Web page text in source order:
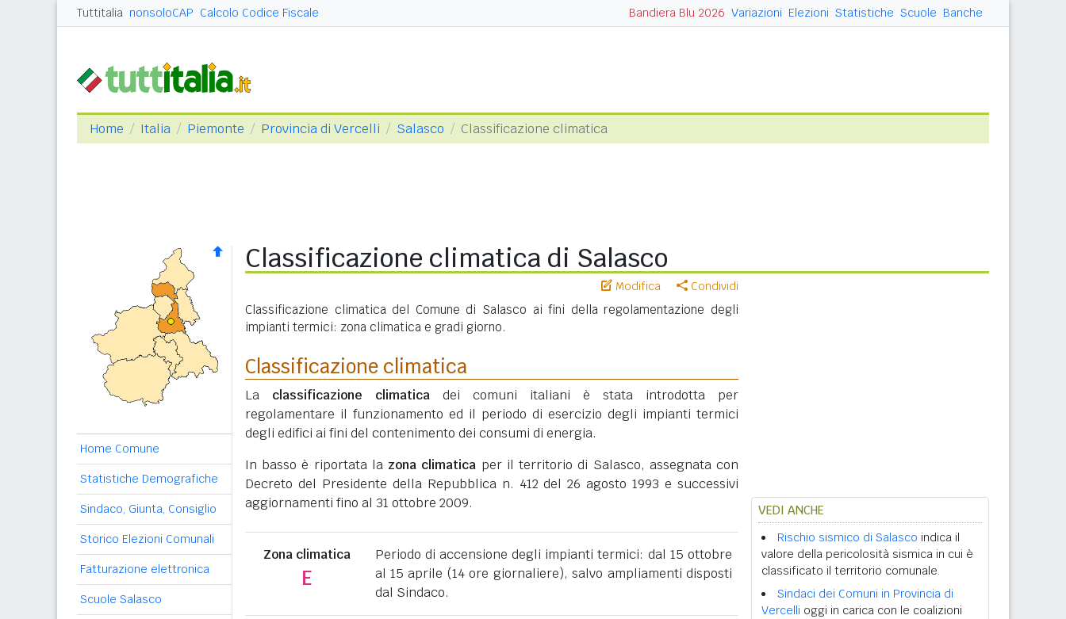
Tuttitalia nonsoloCAP Calcolo Codice Fiscale Bandiera Blu 2026 Variazioni Elezioni Statistiche Scuole Banche
Home Italia Piemonte Provincia di Vercelli Salasco Classificazione climatica
Home Comune
Statistiche Demografiche
Sindaco, Giunta, Consiglio
Storico Elezioni Comunali
Fatturazione elettronica
Scuole Salasco
Classificazione climatica di Salasco
Modifica Condividi
Classificazione climatica del Comune di Salasco ai fini della regolamentazione degli
impianti termici: zona climatica e gradi giorno.
Classificazione climatica
La classificazione climatica dei comuni italiani è stata introdotta per
regolamentare il funzionamento ed il periodo di esercizio degli impianti termici
degli edifici ai fini del contenimento dei consumi di energia.
In basso è riportata la zona climatica per il territorio di Salasco, assegnata con
Decreto del Presidente della Repubblica n. 412 del 26 agosto 1993 e successivi
aggiornamenti fino al 31 ottobre 2009.
Zona climatica
E
Periodo di accensione degli impianti termici: dal 15 ottobre
al 15 aprile (14 ore giornaliere), salvo ampliamenti disposti
dal Sindaco.
VEDI ANCHE
Rischio sismico di Salasco indica il
valore della pericolosità sismica in cui è
classificato il territorio comunale.
Sindaci dei Comuni in Provincia di
Vercelli oggi in carica con le coalizioni